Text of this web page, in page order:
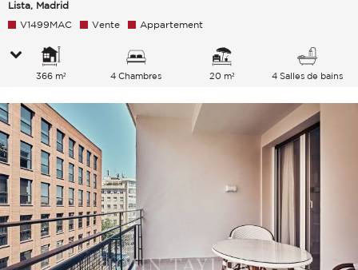
Lista, Madrid
V1499MAC Vente Appartement
366 m² 4 Chambres 20 m² 4 Salles de bains